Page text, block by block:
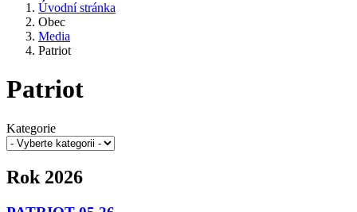
Úvodní stránka
Obec
Media
Patriot
Patriot
Kategorie
Rok 2026